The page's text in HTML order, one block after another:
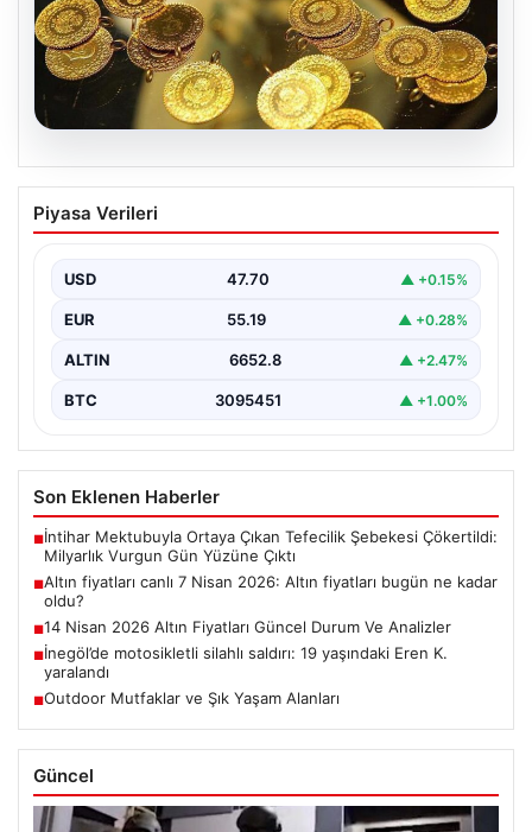
06.08.2026
Altın fiyatları canlı 7 Nisan 2026: Altın
fiyatları bugün ne kadar oldu?
Piyasa Verileri
USD 47.70 ▲ +0.15%
EUR 55.19 ▲ +0.28%
ALTIN 6652.8 ▲ +2.47%
BTC 3095451 ▲ +1.00%
Son Eklenen Haberler
■İntihar Mektubuyla Ortaya Çıkan Tefecilik Şebekesi Çökertildi:
Milyarlık Vurgun Gün Yüzüne Çıktı
■Altın fiyatları canlı 7 Nisan 2026: Altın fiyatları bugün ne kadar
oldu?
■14 Nisan 2026 Altın Fiyatları Güncel Durum Ve Analizler
■İnegöl’de motosikletli silahlı saldırı: 19 yaşındaki Eren K.
yaralandı
■Outdoor Mutfaklar ve Şık Yaşam Alanları
Güncel